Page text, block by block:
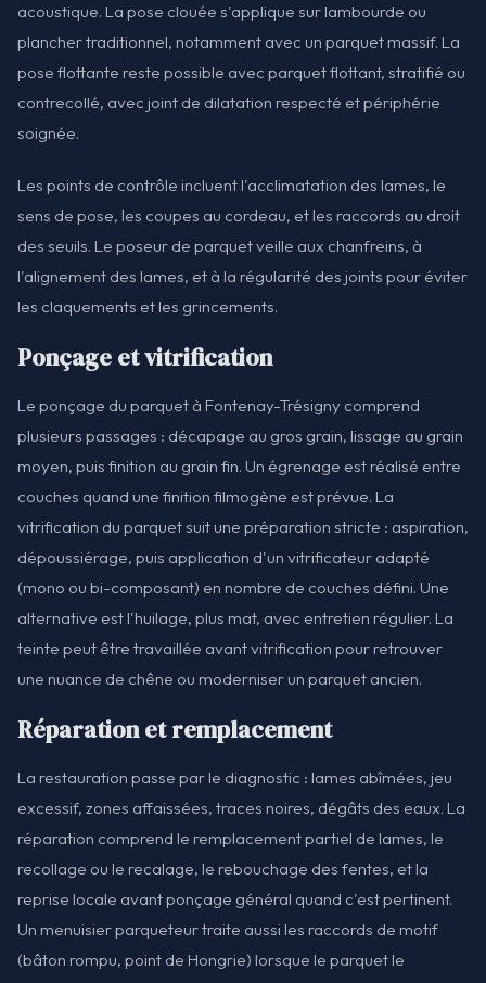
acoustique. La pose clouée s'applique sur lambourde ou
plancher traditionnel, notamment avec un parquet massif. La
pose flottante reste possible avec parquet flottant, stratifié ou
contrecollé, avec joint de dilatation respecté et périphérie
soignée.
Les points de contrôle incluent l'acclimatation des lames, le
sens de pose, les coupes au cordeau, et les raccords au droit
des seuils. Le poseur de parquet veille aux chanfreins, à
l'alignement des lames, et à la régularité des joints pour éviter
les claquements et les grincements.
Ponçage et vitrification
Le ponçage du parquet à Fontenay-Trésigny comprend
plusieurs passages : décapage au gros grain, lissage au grain
moyen, puis finition au grain fin. Un égrenage est réalisé entre
couches quand une finition filmogène est prévue. La
vitrification du parquet suit une préparation stricte : aspiration,
dépoussiérage, puis application d'un vitrificateur adapté
(mono ou bi-composant) en nombre de couches défini. Une
alternative est l'huilage, plus mat, avec entretien régulier. La
teinte peut être travaillée avant vitrification pour retrouver
une nuance de chêne ou moderniser un parquet ancien.
Réparation et remplacement
La restauration passe par le diagnostic : lames abîmées, jeu
excessif, zones affaissées, traces noires, dégâts des eaux. La
réparation comprend le remplacement partiel de lames, le
recollage ou le recalage, le rebouchage des fentes, et la
reprise locale avant ponçage général quand c'est pertinent.
Un menuisier parqueteur traite aussi les raccords de motif
(bâton rompu, point de Hongrie) lorsque le parquet le